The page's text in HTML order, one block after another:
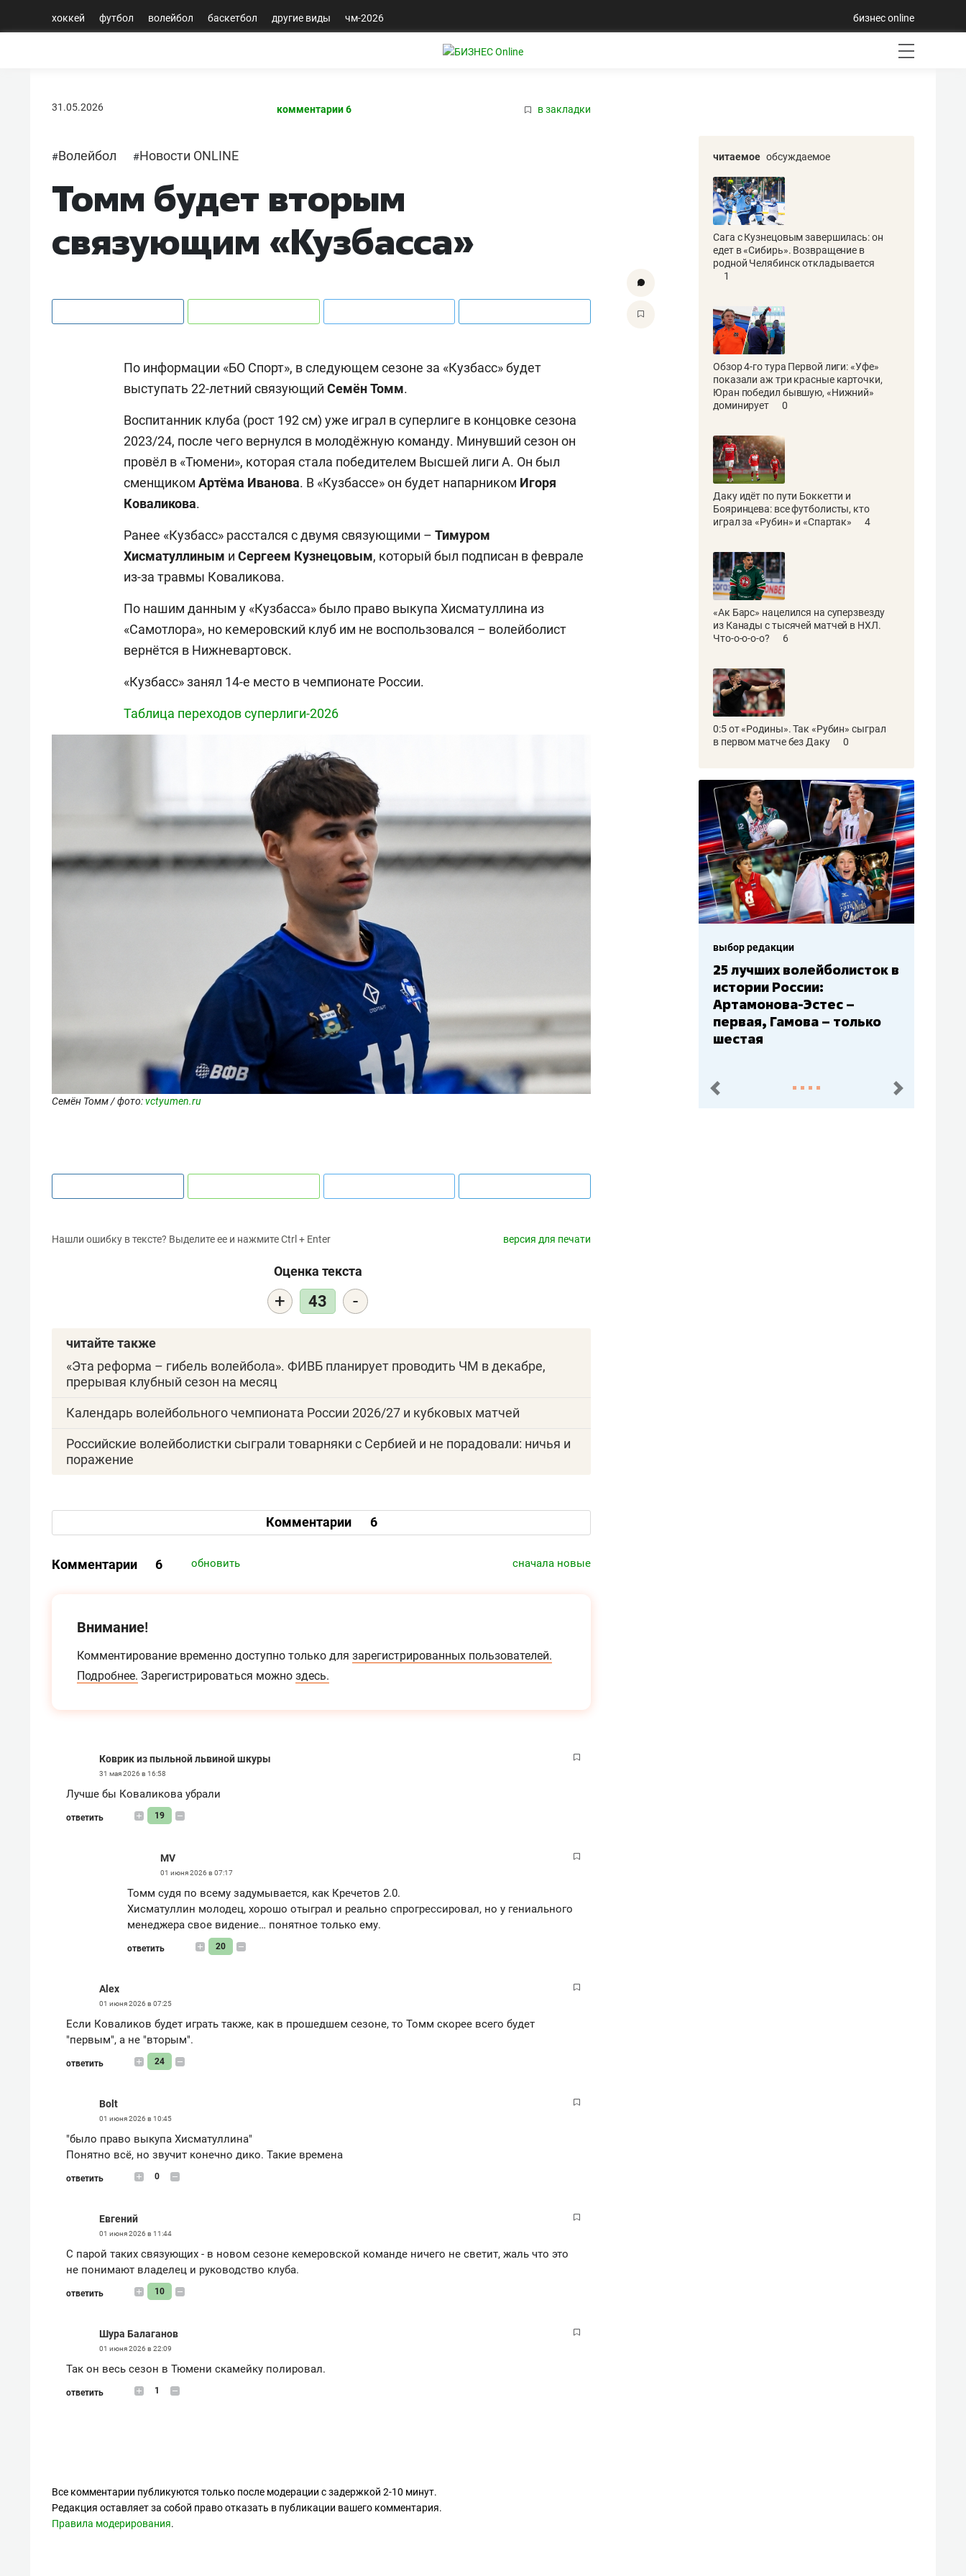
хоккей футбол волейбол баскетбол другие виды чм-2026 бизнес online
31.05.2026 комментарии 6 в закладки
#Волейбол #Новости ONLINE
Томм будет вторым
связующим «Кузбасса»
По информации «БО Спорт», в следующем сезоне за «Кузбасс» будет
выступать 22-летний связующий СемёнТомм.
Воспитанник клуба (рост 192 см) уже играл в суперлиге в концовке сезона
2023/24, после чего вернулся в молодёжную команду. Минувший сезон он
провёл в «Тюмени», которая стала победителем Высшей лиги А. Он был
сменщиком Артёма Иванова. В «Кузбассе» он будет напарником Игоря
Коваликова.
Ранее «Кузбасс» расстался с двумя связующими – Тимуром
Хисматуллиным и Сергеем Кузнецовым, который был подписан в феврале
из-за травмы Коваликова.
По нашим данным у «Кузбасса» было право выкупа Хисматуллина из
«Самотлора», но кемеровский клуб им не воспользовался – волейболист
вернётся в Нижневартовск.
«Кузбасс» занял 14-е место в чемпионате России.
Таблица переходов суперлиги-2026
Семён Томм / фото:vctyumen.ru
Нашли ошибку в тексте? Выделите ее и нажмите Ctrl + Enter версия для печати
Оценка текста
+ 43 -
читайте также
«Эта реформа – гибель волейбола». ФИВБ планирует проводить ЧМ в декабре,
прерывая клубный сезон на месяц
Календарь волейбольного чемпионата России 2026/27 и кубковых матчей
Российские волейболистки сыграли товарняки с Сербией и не порадовали: ничья и
поражение
Комментарии 6
Комментарии 6 обновить сначала новые
Внимание!
Комментирование временно доступно только для зарегистрированных пользователей.
Подробнее. Зарегистрироваться можно здесь.
Коврик из пыльной львиной шкуры
31 мая 2026 в 16:58
Лучше бы Коваликова убрали
ответить 19
MV
01 июня 2026 в 07:17
Томм судя по всему задумывается, как Кречетов 2.0.
Хисматуллин молодец, хорошо отыграл и реально спрогрессировал, но у гениального
менеджера свое видение… понятное только ему.
ответить 20
Alex
01 июня 2026 в 07:25
Если Коваликов будет играть также, как в прошедшем сезоне, то Томм скорее всего будет
"первым", а не "вторым".
ответить 24
Bolt
01 июня 2026 в 10:45
"было право выкупа Хисматуллина"
Понятно всё, но звучит конечно дико. Такие времена
ответить 0
Евгений
01 июня 2026 в 11:44
С парой таких связующих - в новом сезоне кемеровской команде ничего не светит, жаль что это
не понимают владелец и руководство клуба.
ответить 10
Шура Балаганов
01 июня 2026 в 22:09
Так он весь сезон в Тюмени скамейку полировал.
ответить 1
Все комментарии публикуются только после модерации с задержкой 2-10 минут.
Редакция оставляет за собой право отказать в публикации вашего комментария.
Правила модерирования.
читаемое обсуждаемое
Сага с Кузнецовым завершилась: он
едет в «Сибирь». Возвращение в
родной Челябинск откладывается
1
Обзор 4-го тура Первой лиги: «Уфе»
показали аж три красные карточки,
Юран победил бывшую, «Нижний»
доминирует
0
Даку идёт по пути Боккетти и
Бояринцева: все футболисты, кто
играл за «Рубин» и «Спартак»
4
«Ак Барс» нацелился на суперзвезду
из Канады с тысячей матчей в НХЛ.
Что-о-о-о-о?
6
0:5 от «Родины». Так «Рубин» сыграл
в первом матче без Даку
0
выбор редакции
Бюджеты клубов КХЛ: СКА
– главный мажор, «Ак
Барс» – второй, «Салават
Юлаев» – середняк
пред. след.